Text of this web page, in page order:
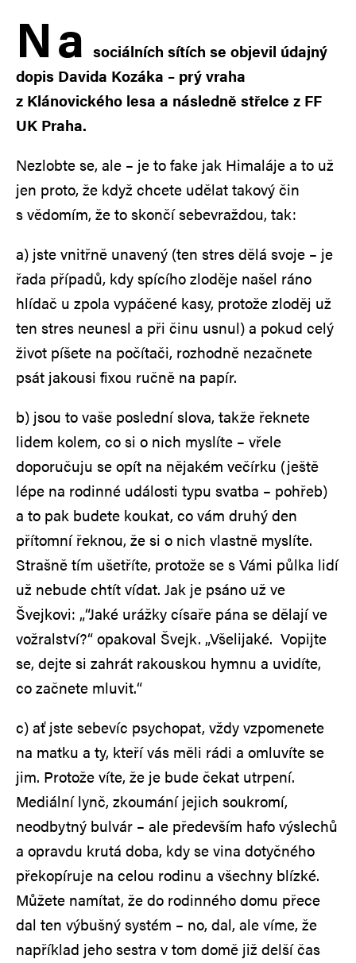
Na sociálních sítích se objevil údajný
dopis Davida Kozáka – prý vraha
z Klánovického lesa a následně střelce z FF
UK Praha.
Nezlobte se, ale – je to fake jak Himaláje a to už
jen proto, že když chcete udělat takový čin
s vědomím, že to skončí sebevraždou, tak:
a) jste vnitřně unavený (ten stres dělá svoje – je
řada případů, kdy spícího zloděje našel ráno
hlídač u zpola vypáčené kasy, protože zloděj už
ten stres neunesl a při činu usnul) a pokud celý
život píšete na počítači, rozhodně nezačnete
psát jakousi fixou ručně na papír.
b) jsou to vaše poslední slova, takže řeknete
lidem kolem, co si o nich myslíte – vřele
doporučuju se opít na nějakém večírku (ještě
lépe na rodinné události typu svatba – pohřeb)
a to pak budete koukat, co vám druhý den
přítomní řeknou, že si o nich vlastně myslíte.
Strašně tím ušetříte, protože se s Vámi půlka lidí
už nebude chtít vídat. Jak je psáno už ve
Švejkovi: „“Jaké urážky císaře pána se dělají ve
vožralství?“ opakoval Švejk. „Všelijaké. Vopijte
se, dejte si zahrát rakouskou hymnu a uvidíte,
co začnete mluvit.“
c) ať jste sebevíc psychopat, vždy vzpomenete
na matku a ty, kteří vás měli rádi a omluvíte se
jim. Protože víte, že je bude čekat utrpení.
Mediální lynč, zkoumání jejich soukromí,
neodbytný bulvár – ale především hafo výslechů
a opravdu krutá doba, kdy se vina dotyčného
překopíruje na celou rodinu a všechny blízké.
Můžete namítat, že do rodinného domu přece
dal ten výbušný systém – no, dal, ale víme, že
například jeho sestra v tom domě již delší čas